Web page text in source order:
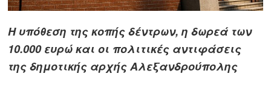
Η υπόθεση της κοπής δέντρων, η δωρεά των
10.000 ευρώ και οι πολιτικές αντιφάσεις
της δημοτικής αρχής Αλεξανδρούπολης